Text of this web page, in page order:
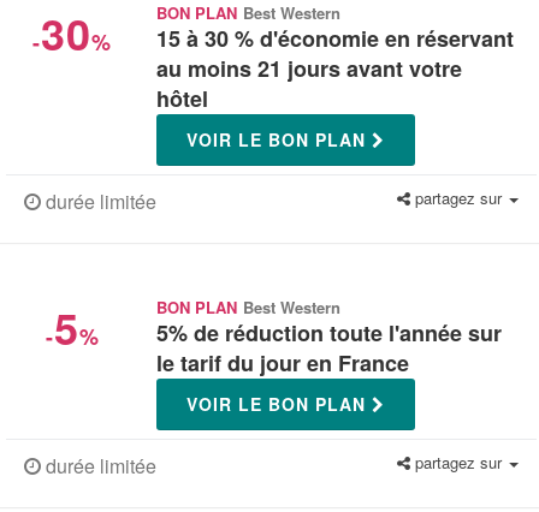
-30%
BON PLAN Best Western
15 à 30 % d'économie en réservant
au moins 21 jours avant votre
hôtel
VOIR LE BON PLAN
durée limitée partagez sur
-5%
BON PLAN Best Western
5% de réduction toute l'année sur
le tarif du jour en France
VOIR LE BON PLAN
durée limitée partagez sur